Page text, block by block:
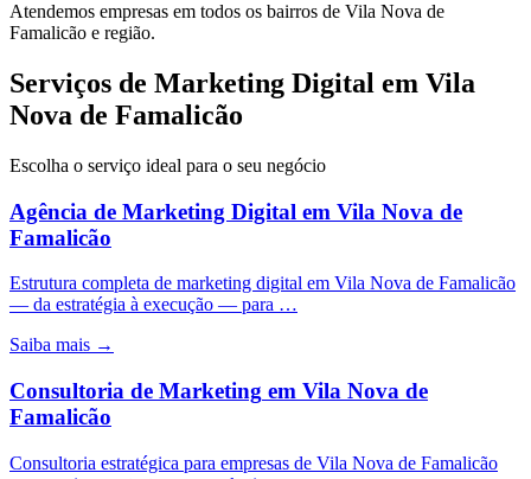
Atendemos empresas em todos os bairros de Vila Nova de
Famalicão e região.
Serviços de Marketing Digital em Vila
Nova de Famalicão
Escolha o serviço ideal para o seu negócio
Agência de Marketing Digital em Vila Nova de
Famalicão
Estrutura completa de marketing digital em Vila Nova de Famalicão
— da estratégia à execução — para …
Saiba mais →
Consultoria de Marketing em Vila Nova de
Famalicão
Consultoria estratégica para empresas de Vila Nova de Famalicão